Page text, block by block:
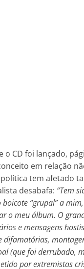
CD foi lançado,
em relação
tem afetado
desabafa: “Tem
“grupal” a
o meu álbum. O
e mensagens
difamatórias,
(que foi derrubado,
por extremistas